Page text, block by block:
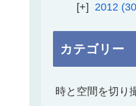
2012
カテゴリー
時と空間を切り